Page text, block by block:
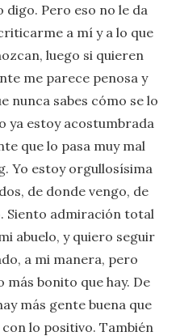
Pero eso no le da
a mí y a lo que
luego si quieren
me parece penosa y
nunca sabes cómo se lo
ya estoy acostumbrada
que lo pasa muy mal
Yo estoy orgullosísima
de donde vengo, de
Siento admiración total
abuelo, y quiero seguir
a mi manera, pero
bonito que hay. De
más gente buena que
lo positivo. También